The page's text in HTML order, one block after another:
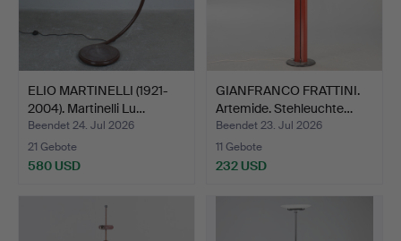
ELIO MARTINELLI (1921-
2004). Martinelli Lu…
Beendet 24. Jul 2026
21 Gebote
580 USD
GIANFRANCO FRATTINI.
Artemide. Stehleuchte…
Beendet 23. Jul 2026
11 Gebote
232 USD